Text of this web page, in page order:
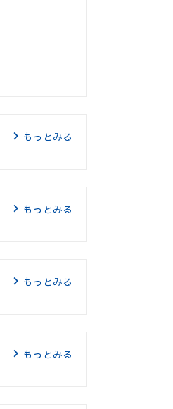
もっとみる
もっとみる
もっとみる
もっとみる